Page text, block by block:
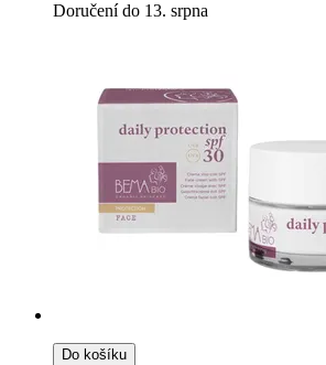
Doručení do 13. srpna
Do košíku